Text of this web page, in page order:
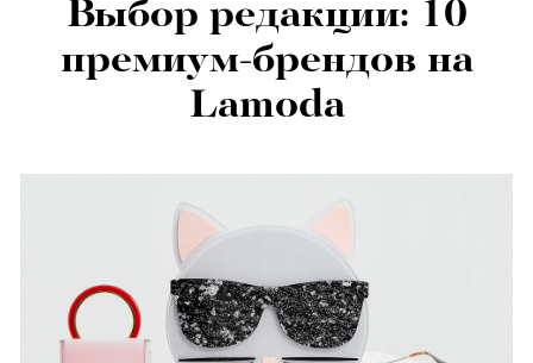
Выбор редакции: 10
премиум-брендов на
Lamoda